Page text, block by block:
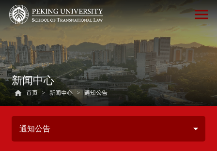
新闻中心
首页 > 新闻中心 > 通知公告
通知公告